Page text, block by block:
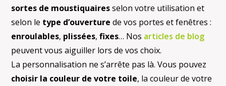
sortes de moustiquairesselon votre utilisation et
selon le type d’ouverturede vos portes et fenêtres :
enroulables, plissées,fixes… Nos articles de blog
peuvent vous aiguiller lors de vos choix.
La personnalisation ne s’arrête pas là. Vous pouvez
choisir la couleur de votre toile, la couleur de votre